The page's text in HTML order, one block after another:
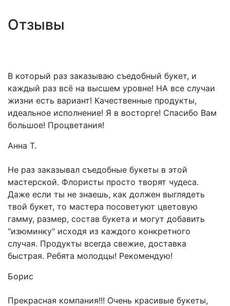
Отзывы
В который раз заказываю съедобный букет, и
каждый раз всё на высшем уровне! НА все случаи
жизни есть вариант! Качественные продукты,
идеальное исполнение! Я в восторге! Спасибо Вам
большое! Процветания!
Анна Т.
Не раз заказывал съедобные букеты в этой
мастерской. Флористы просто творят чудеса.
Даже если ты не знаешь, как должен выглядеть
твой букет, то мастера посоветуют цветовую
гамму, размер, состав букета и могут добавить
"изюминку" исходя из каждого конкретного
случая. Продукты всегда свежие, доставка
быстрая. Ребята молодцы! Рекомендую!
Борис
Прекрасная компания!!! Очень красивые букеты,